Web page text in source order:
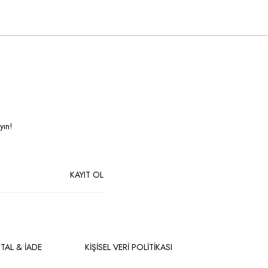
KAYIT OL
& İADE KİŞİSEL VERİ POLİTİKASI